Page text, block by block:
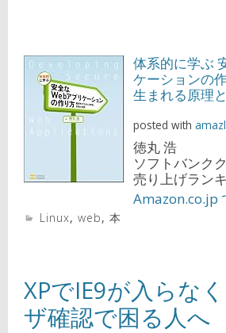
体系的に学ぶ
ケーションの
生まれる原理
posted with
徳丸 浩
ソフトバンク
売り上げラン
Amazon.co.jp
Linux, web, 本
XPでIE9が入らな
ザ確認で困る人へ